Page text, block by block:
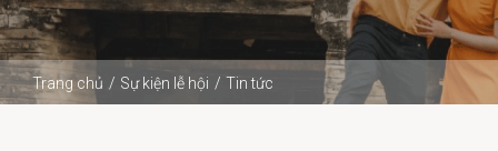
Trang chủ Sự kiện lễ hội
Tin tức